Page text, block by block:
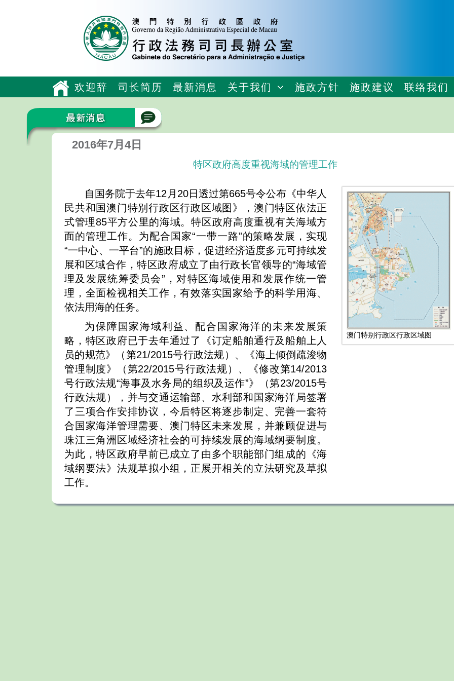
欢迎辞 司长简历 最新消息 关于我们 施政方针 施政建议 联络我们
2016年7月4日
特区政府高度重视海域的管理工作
自国务院于去年12月20日透过第665号令公布《中华人
民共和国澳门特别行政区行政区域图》，澳门特区依法正
式管理85平方公里的海域。特区政府高度重视有关海域方
面的管理工作。为配合国家“一带一路”的策略发展，实现
“一中心、一平台”的施政目标，促进经济适度多元可持续发
展和区域合作，特区政府成立了由行政长官领导的“海域管
理及发展统筹委员会”，对特区海域使用和发展作统一管
理，全面检视相关工作，有效落实国家给予的科学用海、
依法用海的任务。
为保障国家海域利益、配合国家海洋的未来发展策
略，特区政府已于去年通过了《订定船舶通行及船舶上人
员的规范》（第21/2015号行政法规）、《海上倾倒疏浚物
管理制度》（第22/2015号行政法规）、《修改第14/2013
号行政法规“海事及水务局的组织及运作”》（第23/2015号
行政法规），并与交通运输部、水利部和国家海洋局签署
了三项合作安排协议，今后特区将逐步制定、完善一套符
合国家海洋管理需要、澳门特区未来发展，并兼顾促进与
珠江三角洲区域经济社会的可持续发展的海域纲要制度。
为此，特区政府早前已成立了由多个职能部门组成的《海
域纲要法》法规草拟小组，正展开相关的立法研究及草拟
工作。
澳门特别行政区行政区域图